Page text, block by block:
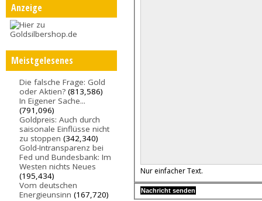
Anzeige
Meistgelesenes
Die falsche Frage: Gold
oder Aktien? (813,586)
In Eigener Sache...
(791,096)
Goldpreis: Auch durch
saisonale Einflüsse nicht
zu stoppen (342,340)
Gold-Intransparenz bei
Fed und Bundesbank: Im
Westen nichts Neues
(195,434)
Vom deutschen
Energieunsinn (167,720)
Nur einfacher Text.